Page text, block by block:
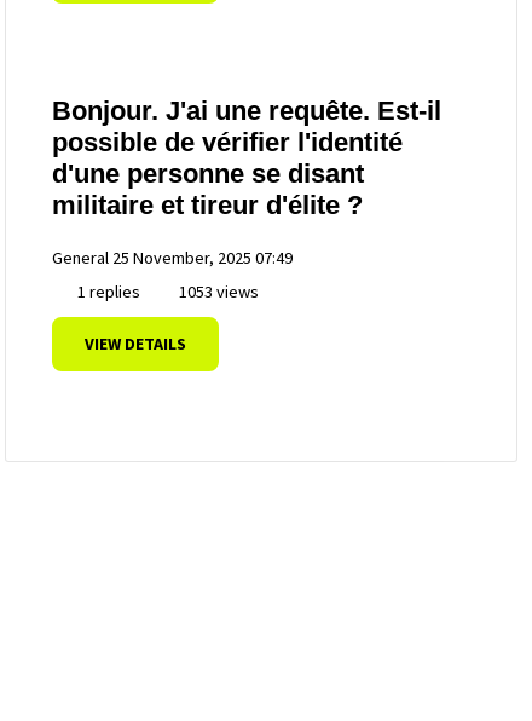
Bonjour. J'ai une requête. Est-il
possible de vérifier l'identité
d'une personne se disant
militaire et tireur d'élite ?
General 25 November, 2025 07:49
1 replies
1053 views
VIEW DETAILS